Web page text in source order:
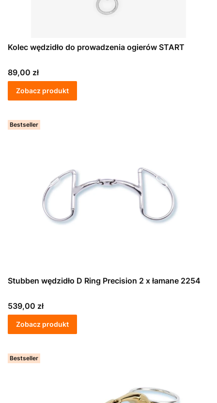
Kolec wędzidło do prowadzenia ogierów START
Cena
89,00 zł
Zobacz produkt
Bestseller
Stubben wędzidło D Ring Precision 2 x łamane 2254
Cena
539,00 zł
Zobacz produkt
Bestseller